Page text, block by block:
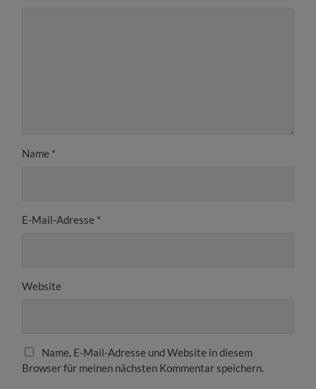
Name *
E-Mail-Adresse *
Website
Name, E-Mail-Adresse und Website in diesem
Browser für meinen nächsten Kommentar speichern.